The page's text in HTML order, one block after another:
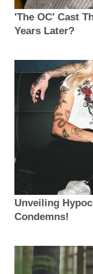
'The OC' Cast
Years Later?
Unveiling
Condemns!